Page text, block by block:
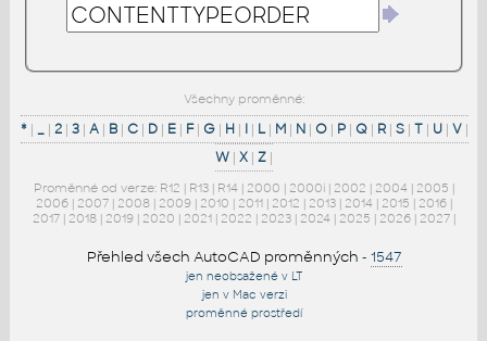
Všechny proměnné:
*| _| 2| 3| A| B| C| D| E| F| G| H | I| L| M| N| O| P| Q| R| S| T| U| V|
W | X | Z |
Proměnné od verze: R12 | R13 | R14 | 2000 | 2000i | 2002 | 2004 | 2005 |
2006 | 2007 | 2008 | 2009 | 2010 | 2011 | 2012 | 2013 | 2014 | 2015 | 2016 |
2017 | 2018 | 2019 | 2020 | 2021 | 2022 | 2023 | 2024 | 2025 | 2026 | 2027 |
Přehled všech AutoCAD proměnných - 1547
jen neobsažené v LT
jen v Mac verzi
proměnné prostředí